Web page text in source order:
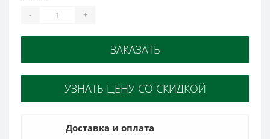
- +
ЗАКАЗАТЬ
УЗНАТЬ ЦЕНУ СО СКИДКОЙ
Доставка и оплата